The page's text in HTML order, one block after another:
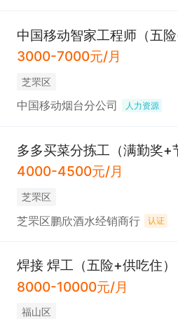
中国移动智家工程师（五
3000-7000元/月
芝罘区
中国移动烟台分公司 人力资源
多多买菜分拣工（满勤奖+
4000-4500元/月
芝罘区
芝罘区鹏欣酒水经销商行 认证
焊接 焊工（五险+供吃住）
8000-10000元/月
福山区